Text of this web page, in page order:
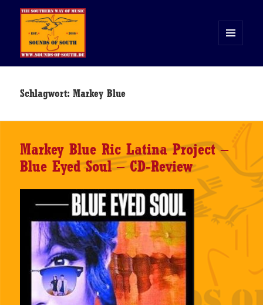
WIDGETS
Schlagwort:Markey Blue
Markey Blue Ric Latina Project –
Blue Eyed Soul – CD-Review